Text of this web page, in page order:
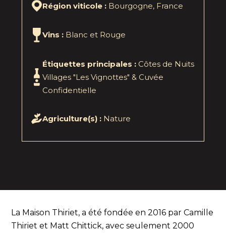
Région viticole : Bourgogne, France
Vins : Blanc et Rouge
Étiquettes principales : Côtes de Nuits
Villages "Les Vignottes" & Cuvée
Confidentielle
Agriculture(s) : Nature
La Maison Thiriet, a été fondée en 2016 par Camille
Thiriet et Matt Chittick, avec seulement 2000